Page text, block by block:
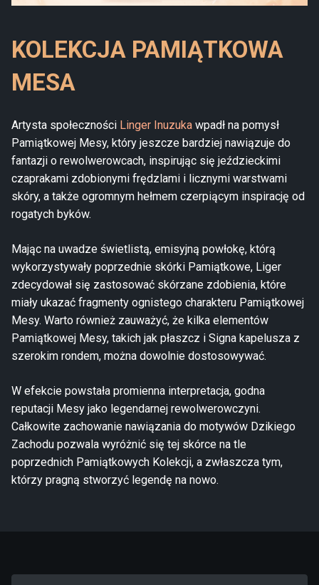
KOLEKCJA PAMIĄTKOWA
MESA
Artysta społeczności Linger Inuzuka wpadł na pomysł
Pamiątkowej Mesy, który jeszcze bardziej nawiązuje do
fantazji o rewolwerowcach, inspirując się jeździeckimi
czaprakami zdobionymi frędzlami i licznymi warstwami
skóry, a także ogromnym hełmem czerpiącym inspirację od
rogatych byków.
Mając na uwadze świetlistą, emisyjną powłokę, którą
wykorzystywały poprzednie skórki Pamiątkowe, Liger
zdecydował się zastosować skórzane zdobienia, które
miały ukazać fragmenty ognistego charakteru Pamiątkowej
Mesy. Warto również zauważyć, że kilka elementów
Pamiątkowej Mesy, takich jak płaszcz i Signa kapelusza z
szerokim rondem, można dowolnie dostosowywać.
W efekcie powstała promienna interpretacja, godna
reputacji Mesy jako legendarnej rewolwerowczyni.
Całkowite zachowanie nawiązania do motywów Dzikiego
Zachodu pozwala wyróżnić się tej skórce na tle
poprzednich Pamiątkowych Kolekcji, a zwłaszcza tym,
którzy pragną stworzyć legendę na nowo.